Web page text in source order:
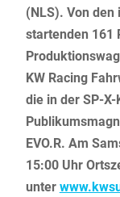
(NLS). Von
startenden 161
KW Racing
die in der SP-
EVO.R. Am
15:00 Uhr
unter